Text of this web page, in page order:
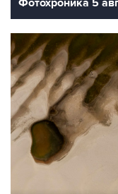
Фотохроника 5